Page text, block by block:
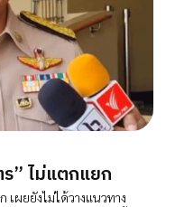
” ไม่แตกแยก
ผยยังไม่ได้วางแนวทาง